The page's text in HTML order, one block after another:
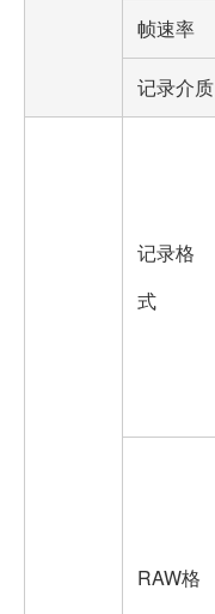
帧速率
记录介质
记录格
式
RAW格